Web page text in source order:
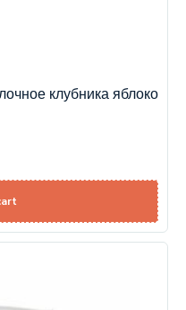
клубника яблоко